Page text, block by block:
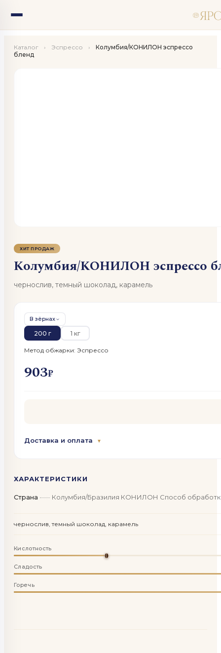
Каталог › Эспрессо ›
Колумбия/КОНИЛОН эспрессо
бленд
ХАРАКТЕРИСТИКИ
Страна Колумбия/Бразилия КОНИЛОН Способ
чернослив, темный шоколад, карамель
Кислотность
Сладость
Горечь
ХИТ ПРОДАЖ
Колумбия/КОНИЛОН эспрессо
чернослив, темный шоколад, карамель
В зёрнах
200 г 1 кг
Метод обжарки: Эспрессо
903₽
Доставка и оплата ▼